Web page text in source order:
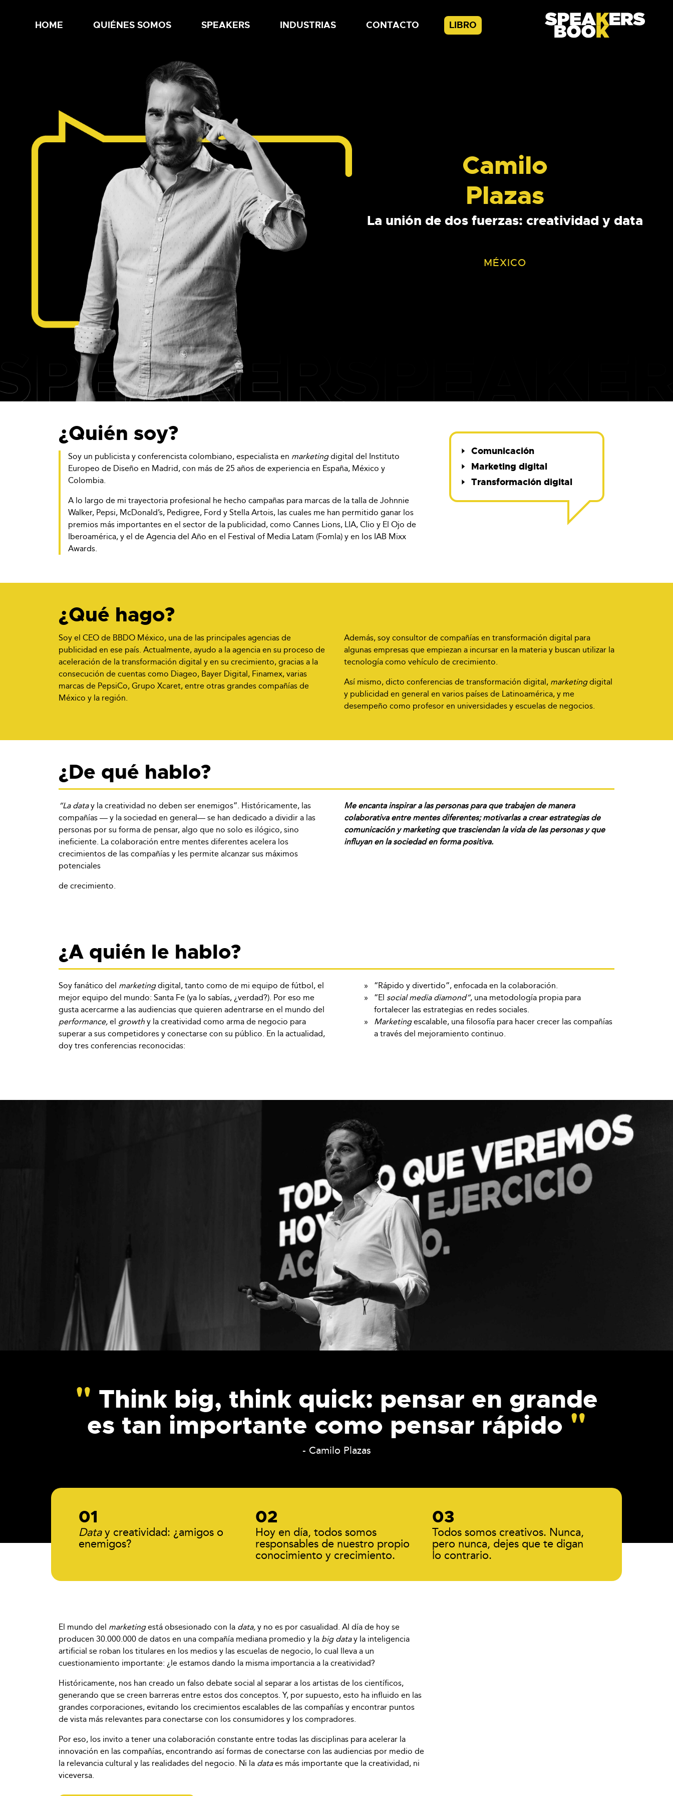
HOME QUIÉNES SOMOS SPEAKERS INDUSTRIAS CONTACTO LIBRO
Camilo
Plazas
La unión de dos fuerzas: creatividad y data
MÉXICO
¿Quién soy?
Soy un publicista y conferencista colombiano, especialista en marketingdigital del Instituto
Europeo de Diseño en Madrid, con más de 25 años de experiencia en España, México y
Colombia.
A lo largo de mi trayectoria profesional he hecho campañas para marcas de la talla de Johnnie
Walker, Pepsi, McDonald’s, Pedigree, Ford y Stella Artois, las cuales me han permitido ganar los
premios más importantes en el sector de la publicidad, como Cannes Lions, LIA, Clio y El Ojo de
Iberoamérica, y el de Agencia del Año en el Festival of Media Latam (Fomla) y en los IAB Mixx
Awards.
Comunicación
Marketing digital
Transformación digital
¿Qué hago?
Soy el CEO de BBDO México, una de las principales agencias de
publicidad en ese país. Actualmente, ayudo a la agencia en su proceso de
aceleración de la transformación digital y en su crecimiento, gracias a la
consecución de cuentas como Diageo, Bayer Digital, Finamex, varias
marcas de PepsiCo, Grupo Xcaret, entre otras grandes compañías de
México y la región.
Además, soy consultor de compañías en transformación digital para
algunas empresas que empiezan a incursar en la materia y buscan utilizar la
tecnología como vehículo de crecimiento.
Así mismo, dicto conferencias de transformación digital, marketingdigital
y publicidad en general en varios países de Latinoamérica, y me
desempeño como profesor en universidades y escuelas de negocios.
¿De qué hablo?
“La datay la creatividad no deben ser enemigos”. Históricamente, las
compañías — y la sociedad en general— se han dedicado a dividir a las
personas por su forma de pensar, algo que no solo es ilógico, sino
ineficiente. La colaboración entre mentes diferentes acelera los
crecimientos de las compañías y les permite alcanzar sus máximos
potenciales
de crecimiento.
Me encanta inspirar a las personas para que trabajen de manera
colaborativa entre mentes diferentes; motivarlas a crear estrategias de
comunicación y marketing que trasciendan la vida de las personas y que
influyan en la sociedad en forma positiva.
¿A quién le hablo?
Soy fanático del marketingdigital, tanto como de mi equipo de fútbol, el
mejor equipo del mundo: Santa Fe (ya lo sabías, ¿verdad?). Por eso me
gusta acercarme a las audiencias que quieren adentrarse en el mundo del
performance,el growthy la creatividad como arma de negocio para
superar a sus competidores y conectarse con su público. En la actualidad,
doy tres conferencias reconocidas:
“Rápido y divertido”, enfocada en la colaboración.
“El social media diamond”, una metodología propia para
fortalecer las estrategias en redes sociales.
Marketingescalable, una filosofía para hacer crecer las compañías
a través del mejoramiento continuo.
Think big, think quick: pensar en grande
es tan importante como pensar rápido
- Camilo Plazas
Datay creatividad: ¿amigos o
enemigos?
Hoy en día, todos somos
responsables de nuestro propio
conocimiento y crecimiento.
Todos somos creativos. Nunca,
pero nunca, dejes que te digan
lo contrario.
El mundo del marketingestá obsesionado con la data,y no es por casualidad. Al día de hoy se
producen 30.000.000 de datos en una compañía mediana promedio y la big datay la inteligencia
artificial se roban los titulares en los medios y las escuelas de negocio, lo cual lleva a un
cuestionamiento importante: ¿le estamos dando la misma importancia a la creatividad?
Históricamente, nos han creado un falso debate social al separar a los artistas de los científicos,
generando que se creen barreras entre estos dos conceptos. Y, por supuesto, esto ha influido en las
grandes corporaciones, evitando los crecimientos escalables de las compañías y encontrar puntos
de vista más relevantes para conectarse con los consumidores y los compradores.
Por eso, los invito a tener una colaboración constante entre todas las disciplinas para acelerar la
innovación en las compañías, encontrando así formas de conectarse con las audiencias por medio de
la relevancia cultural y las realidades del negocio. Ni la dataes más importante que la creatividad, ni
viceversa.